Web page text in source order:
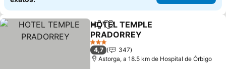
PartilharAdicionar aos favoritos
HOTEL TEMPLE
PRADORREY
Ver preços
3 Estrelas
4,7
347
Astorga, a 18.5 km de Hospital de Órbigo